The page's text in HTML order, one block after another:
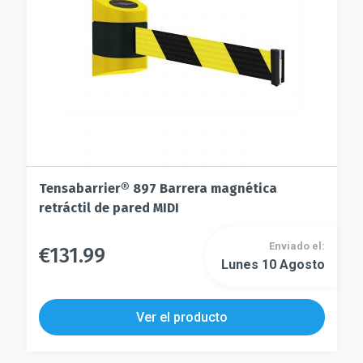
Tensabarrier® 897 Barrera magnética
retráctil de pared MIDI
Este
múltiples
variantes.
€131.99
Este
tiene
múltiples
Enviado el:
Lunes 10 Agosto
Ver el producto